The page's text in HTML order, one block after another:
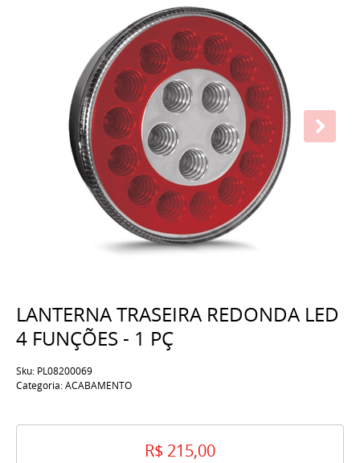
LANTERNA TRASEIRA REDONDA LED
4 FUNÇÕES - 1 PÇ
Sku: PL08200069
Categoria:ACABAMENTO
R$ 215,00